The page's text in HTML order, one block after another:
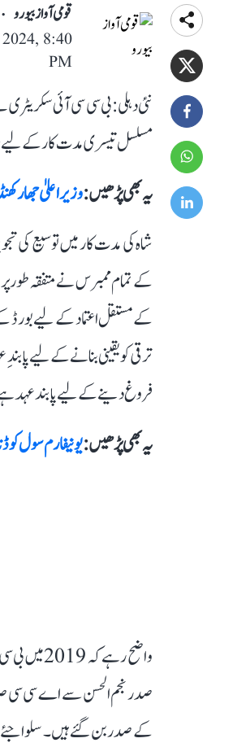
قومی آواز بیورو
8:40
PM
نئی دہلی: بی سی سی آئی
مسلسل تیسری مدت کار کے لیے
یہ بھی پڑھیں :وزیر اعلیٰ
شاہ کی مدت کار میں توسیع
کے تمام ممبرس نے متفقہ
کے مستقل اعتماد کے لیے
ترقی کو یقینی بنانے کے لیے
فروغ دینے کے لیے پابند عہد
یہ بھی پڑھیں :یونیفارم سول کوڈ
صدر نجم الحسن سے اے سی سی
کے صدر بن گئے ہیں۔ سلوا